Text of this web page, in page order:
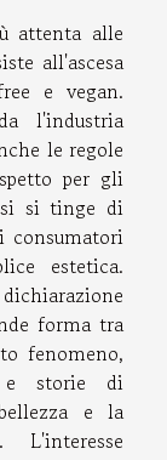
attenta alle
all'ascesa
e vegan.
l'industria
le regole
per gli
si tinge di
consumatori
estetica.
forma tra
fenomeno,
e storie di
e la
L'interesse